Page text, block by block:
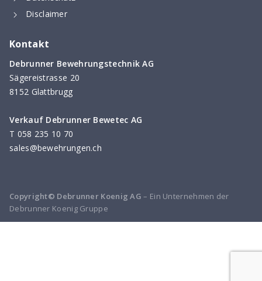
Disclaimer
Kontakt
Debrunner Bewehrungstechnik AG
Sägereistrasse 20
8152 Glattbrugg
Verkauf Debrunner Bewetec AG
T 058 235 10 70
sales@bewehrungen.ch
Copyright© Debrunner Koenig AG – Ein Unternehmen der
Debrunner Koenig Gruppe